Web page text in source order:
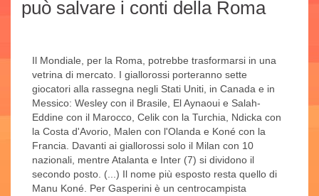
può salvare i conti della Roma
Il Mondiale, per la Roma, potrebbe trasformarsi in una
vetrina di mercato. I giallorossi porteranno sette
giocatori alla rassegna negli Stati Uniti, in Canada e in
Messico: Wesley con il Brasile, El Aynaoui e Salah-
Eddine con il Marocco, Celik con la Turchia, Ndicka con
la Costa d'Avorio, Malen con l'Olanda e Koné con la
Francia. Davanti ai giallorossi solo il Milan con 10
nazionali, mentre Atalanta e Inter (7) si dividono il
secondo posto. (...) Il nome più esposto resta quello di
Manu Koné. Per Gasperini è un centrocampista